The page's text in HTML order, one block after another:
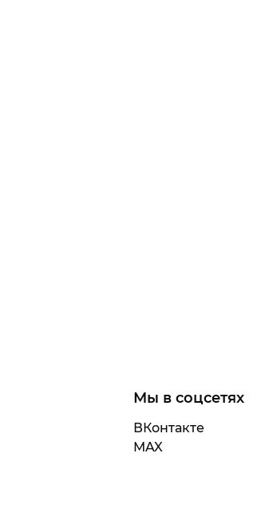
Мы в соцсетях
ВКонтакте
MAX